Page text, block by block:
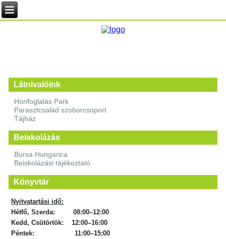
Látnivalóink
Honfoglalás Park
Parasztcsalád szoborcsoport
Tájház
Beiskolázás
Bursa Hungarica
Beiskolázási tájékoztató
Könyvtár
Nyitvatartási idő:
Hétfő, Szerda: 08:00–12:00
Kedd, Csütörtök: 12:00–16:00
Péntek: 11:00–15:00